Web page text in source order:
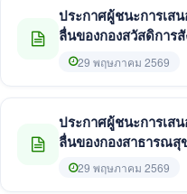
ประกาศผู้ชนะการเส
ลื่นของกองสวัสดิการ
ระหว่างวันที่ 1 - 30 มิ
29 พฤษภาคม 2569
ประกาศผู้ชนะการเส
ลื่นของกองสาธารณ
โพธิ์ชัย ระหว่างวันที่
29 พฤษภาคม 2569